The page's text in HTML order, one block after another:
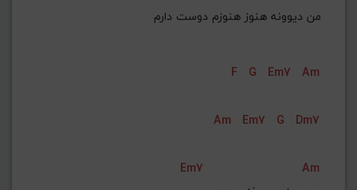
من دیوونه هنوز هنوزم دوست دارم
F G Em7 Am
Am Em7 G Dm7
Em7
Am